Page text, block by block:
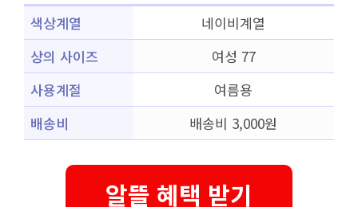
색상계열
네이비계열
상의 사이즈
여성 77
사용계절
여름용
배송비
배송비 3,000원
알뜰 혜택 받기